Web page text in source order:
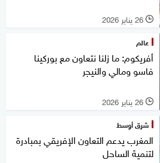
l 26 يناير 2026
عالم
أفريكوم: ما زلنا نتعاون مع بوركينا
فاسو ومالي والنيجر
l 26 يناير 2026
شرق أوسط
المغرب يدعم التعاون الإفريقي بمبادرة
لتنمية الساحل